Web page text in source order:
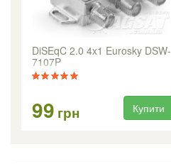
DiSEqC 2.0 4x1 Eurosky DSW-
7107P
99 грн Купити